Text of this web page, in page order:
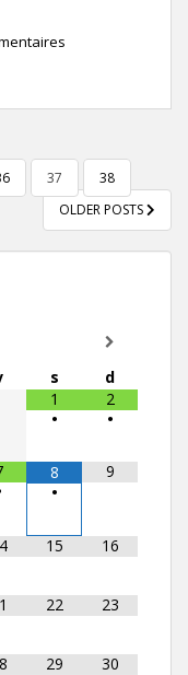
37
38
OLDER POSTS
s
d
1
•
2
•
8
•
9
15 16
22 23
29 30